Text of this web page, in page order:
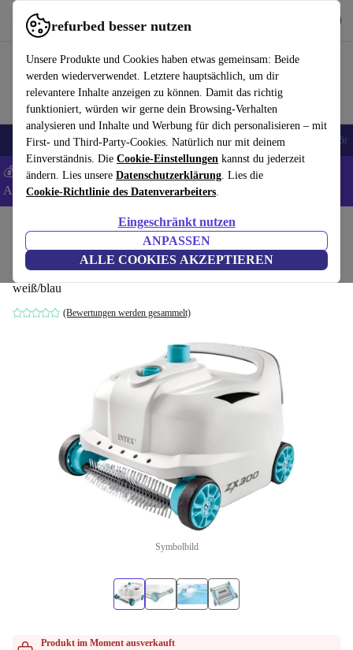
refurbed besser nutzen
Unsere Produkte und Cookies haben etwas gemeinsam: Beide
werden wiederverwendet. Letztere hauptsächlich, um dir
relevantere Inhalte anzeigen zu können. Damit das richtig
funktioniert, würden wir gerne dein Browsing-Verhalten
analysieren und Inhalte und Werbung für dich personalisieren – mit
First- und Third-Party-Cookies. Natürlich nur mit deinem
Einverständnis. Die Cookie-Einstellungen kannst du jederzeit
ändern. Lies unsere Datenschutzerklärung. Lies die
Cookie-Richtlinie des Datenverarbeiters.
Eingeschränkt nutzen
ANPASSEN
ALLE COOKIES AKZEPTIEREN
refurbed schnell und einfach nutzen
🎒 Back to school Handys Laptops Tablets Smartwatches Zubehör
💰 Extra -5% auf Samsung- und Google-Smartphones - Code:
ANDROID5 -AGB
Garten Pools & Poolzubehör
Intex ZX300 Poolroboter (28005)
weiß/blau
(Bewertungen werden gesammelt)
Symbolbild
Produkt im Moment ausverkauft